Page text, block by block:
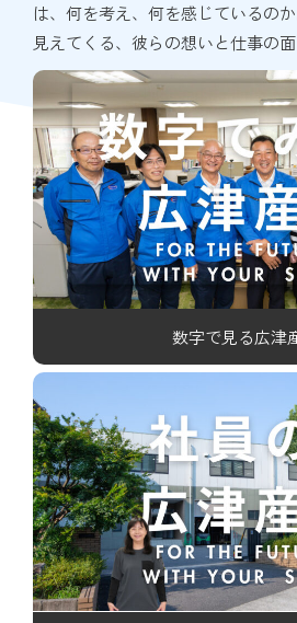
数字で見る広津
は、何を考え、何を感じているの
見えてくる、彼らの想いと仕事の